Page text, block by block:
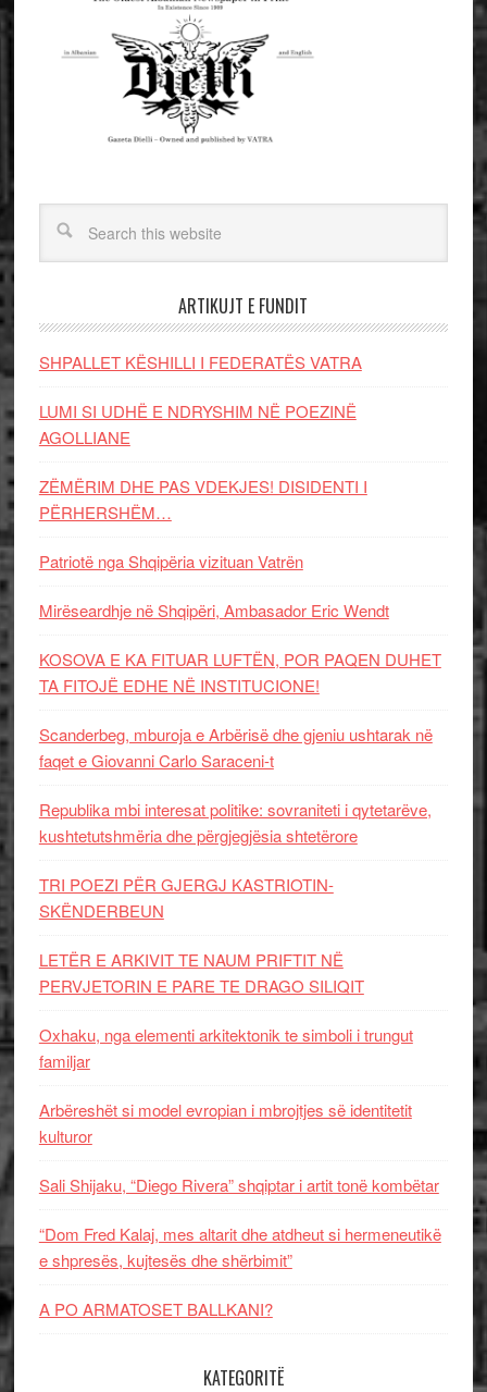
ARTIKUJT E FUNDIT
SHPALLET KËSHILLI I FEDERATËS VATRA
LUMI SI UDHË E NDRYSHIM NË POEZINË
AGOLLIANE
ZËMËRIM DHE PAS VDEKJES! DISIDENTI I
PËRHERSHËM…
Patriotë nga Shqipëria vizituan Vatrën
Mirëseardhje në Shqipëri, Ambasador Eric Wendt
KOSOVA E KA FITUAR LUFTËN, POR PAQEN DUHET
TA FITOJË EDHE NË INSTITUCIONE!
Scanderbeg, mburoja e Arbërisë dhe gjeniu ushtarak në
faqet e Giovanni Carlo Saraceni-t
Republika mbi interesat politike: sovraniteti i qytetarëve,
kushtetutshmëria dhe përgjegjësia shtetërore
TRI POEZI PËR GJERGJ KASTRIOTIN-
SKËNDERBEUN
LETËR E ARKIVIT TE NAUM PRIFTIT NË
PERVJETORIN E PARE TE DRAGO SILIQIT
Oxhaku, nga elementi arkitektonik te simboli i trungut
familjar
Arbëreshët si model evropian i mbrojtjes së identitetit
kulturor
Sali Shijaku, “Diego Rivera” shqiptar i artit tonë kombëtar
“Dom Fred Kalaj, mes altarit dhe atdheut si hermeneutikë
e shpresës, kujtesës dhe shërbimit”
A PO ARMATOSET BALLKANI?
KATEGORITË